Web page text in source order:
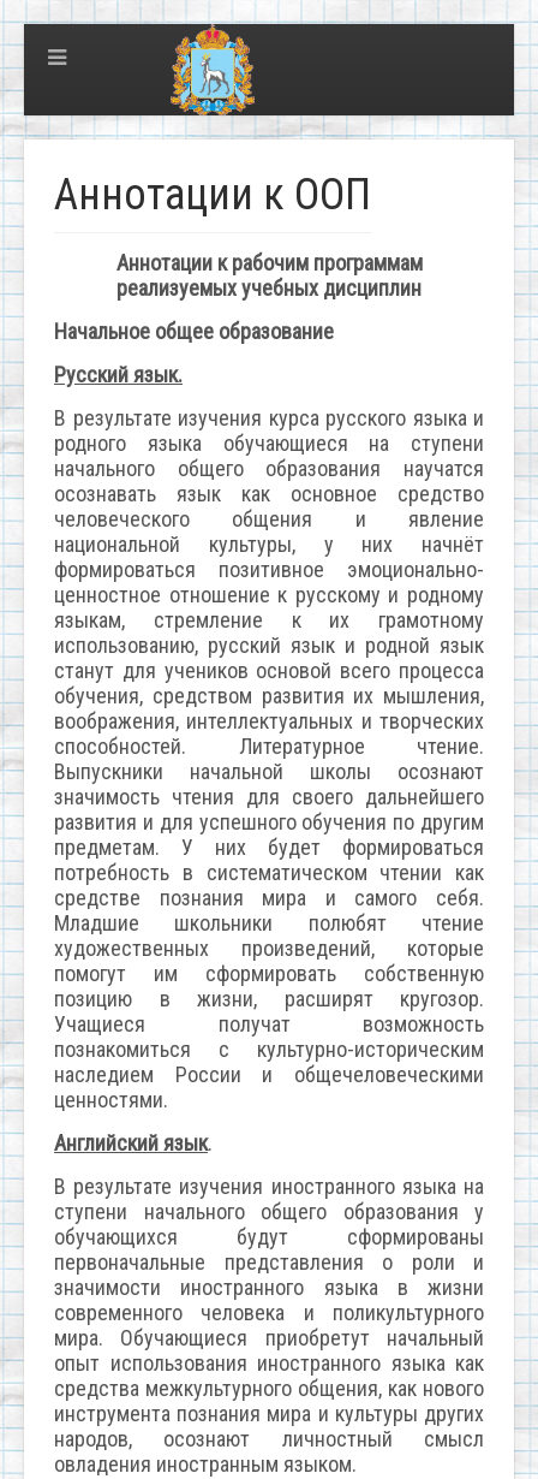
Аннотации к ООП
Аннотации к рабочим программам
реализуемых учебных дисциплин
Начальное общее образование
Русский язык.
В результате изучения курса русского языка и
родного языка обучающиеся на ступени
начального общего образования научатся
осознавать язык как основное средство
человеческого общения и явление
национальной культуры, у них начнёт
формироваться позитивное эмоционально-
ценностное отношение к русскому и родному
языкам, стремление к их грамотному
использованию, русский язык и родной язык
станут для учеников основой всего процесса
обучения, средством развития их мышления,
воображения, интеллектуальных и творческих
способностей. Литературное чтение.
Выпускники начальной школы осознают
значимость чтения для своего дальнейшего
развития и для успешного обучения по другим
предметам. У них будет формироваться
потребность в систематическом чтении как
средстве познания мира и самого себя.
Младшие школьники полюбят чтение
художественных произведений, которые
помогут им сформировать собственную
позицию в жизни, расширят кругозор.
Учащиеся получат возможность
познакомиться с культурно-историческим
наследием России и общечеловеческими
ценностями.
Английский язык.
В результате изучения иностранного языка на
ступени начального общего образования у
обучающихся будут сформированы
первоначальные представления о роли и
значимости иностранного языка в жизни
современного человека и поликультурного
мира. Обучающиеся приобретут начальный
опыт использования иностранного языка как
средства межкультурного общения, как нового
инструмента познания мира и культуры других
народов, осознают личностный смысл
овладения иностранным языком.